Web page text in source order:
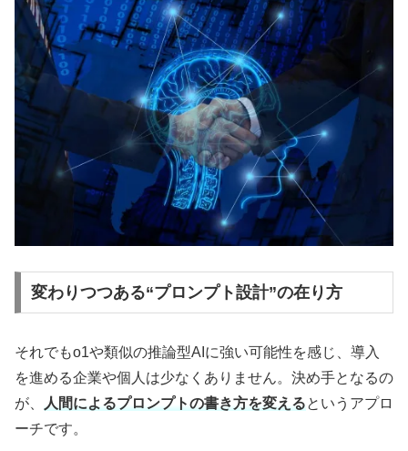
変わりつつある“プロンプト設計”の在り方
それでもo1や類似の推論型AIに強い可能性を感じ、導入
を進める企業や個人は少なくありません。決め手となるの
が、
人間によるプロンプトの書き方を変えるというアプロ
ーチです。